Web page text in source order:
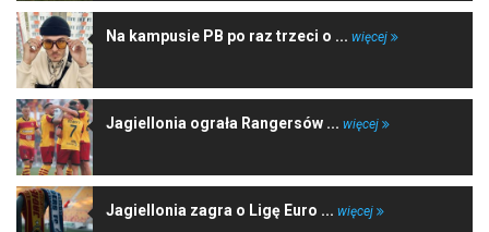
Na kampusie PB po raz trzeci o ... więcej
Jagiellonia ograła Rangersów ... więcej
Jagiellonia zagra o Ligę Euro ... więcej